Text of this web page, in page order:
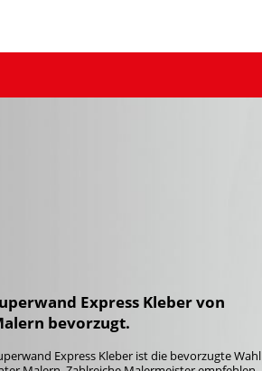
Express Kleber von
bevorzugt.
Express Kleber ist die bevorzugte Wahl